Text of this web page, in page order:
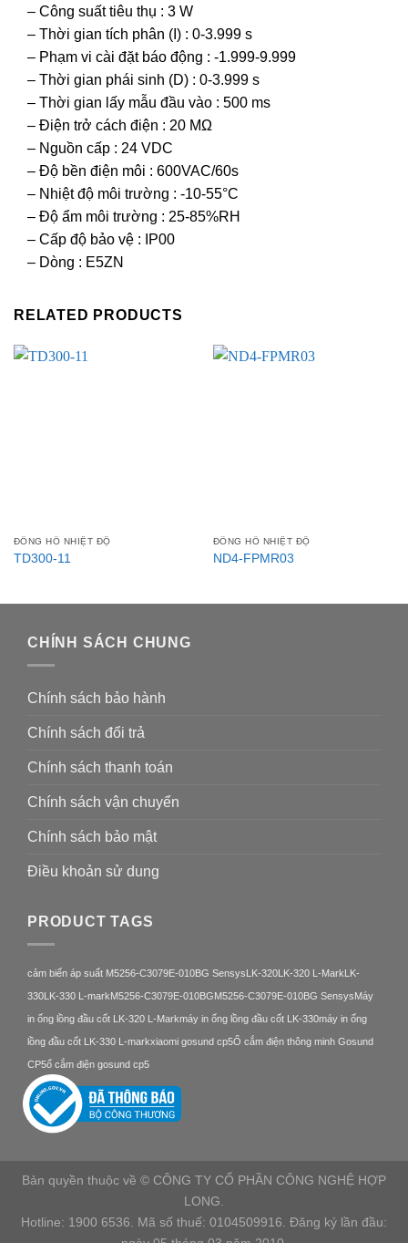
– Công suất tiêu thụ : 3 W
– Thời gian tích phân (I) : 0-3.999 s
– Phạm vi cài đặt báo động : -1.999-9.999
– Thời gian phái sinh (D) : 0-3.999 s
– Thời gian lấy mẫu đầu vào : 500 ms
– Điện trở cách điện : 20 MΩ
– Nguồn cấp : 24 VDC
– Độ bền điện môi : 600VAC/60s
– Nhiệt độ môi trường : -10-55°C
– Độ ẩm môi trường : 25-85%RH
– Cấp độ bảo vệ : IP00
– Dòng : E5ZN
RELATED PRODUCTS
ĐỒNG HỒ NHIỆT ĐỘ
TD300-11
ĐỒNG HỒ NHIỆT ĐỘ
ND4-FPMR03
CHÍNH SÁCH CHUNG
Chính sách bảo hành
Chính sách đổi trả
Chính sách thanh toán
Chính sách vận chuyển
Chính sách bảo mật
Điều khoản sử dung
PRODUCT TAGS
cảm biến áp suất M5256-C3079E-010BG SensysLK-320LK-320 L-MarkLK-
330LK-330 L-markM5256-C3079E-010BGM5256-C3079E-010BG SensysMáy
in ống lồng đầu cốt LK-320 L-Markmáy in ống lồng đầu cốt LK-330máy in ống
lồng đầu cốt LK-330 L-markxiaomi gosund cp5Ổ cắm điện thông minh Gosund
CP5ổ cắm điện gosund cp5
Bản quyền thuộc về © CÔNG TY CỔ PHẦN CÔNG NGHỆ HỢP
LONG.
Hotline: 1900 6536. Mã số thuế: 0104509916. Đăng ký lần đầu: